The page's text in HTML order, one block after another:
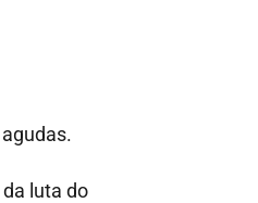
luta do